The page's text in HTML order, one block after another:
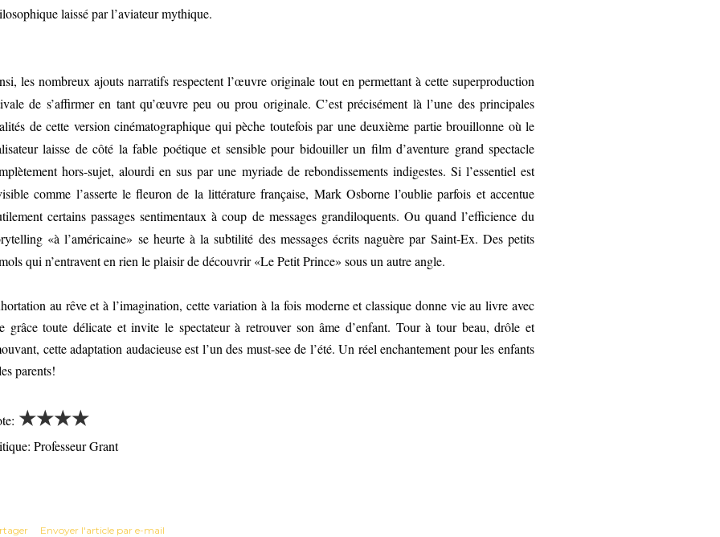
laissé par l’aviateur mythique.
les nombreux ajouts narratifs respectent l’œuvre originale tout en permettant à cette superproduction
de s’affirmer en tant qu’œuvre peu ou prou originale. C’est précisément là l’une des principales
de cette version cinématographique qui pèche toutefois par une deuxième partie brouillonne où le
laisse de côté la fable poétique et sensible pour bidouiller un film d’aventure grand spectacle
hors-sujet, alourdi en sus par une myriade de rebondissements indigestes. Si l’essentiel est
comme l’asserte le fleuron de la littérature française, Mark Osborne l’oublie parfois et accentue
certains passages sentimentaux à coup de messages grandiloquents. Ou quand l’efficience du
«à l’américaine» se heurte à la subtilité des messages écrits naguère par Saint-Ex. Des petits
qui n’entravent en rien le plaisir de découvrir «Le Petit Prince» sous un autre angle.
au rêve et à l’imagination, cette variation à la fois moderne et classique donne vie au livre avec
grâce toute délicate et invite le spectateur à retrouver son âme d’enfant. Tour à tour beau, drôle et
cette adaptation audacieuse est l’un des must-see de l’été. Un réel enchantement pour les enfants
parents!
★★★★
Professeur Grant
Envoyer l'article par e-mail